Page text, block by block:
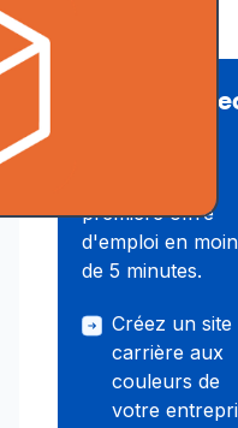
Recruter
première offre
d'emploi en
de 5 minutes.
Créez un site
carrière aux
couleurs de
votre